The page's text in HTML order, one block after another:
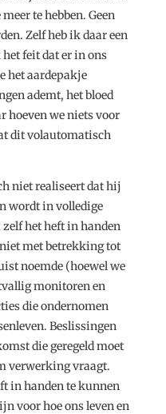
te hebben. Geen
Zelf heb ik daar een
feit dat er in ons
het aardepakje
ademt, het bloed
hoeven we niets voor
dit volautomatisch
niet realiseert dat hij
wordt in volledige
zelf het heft in handen
met betrekking tot
noemde (hoewel we
monitoren en
die ondernomen
Beslissingen
die geregeld moet
verwerking vraagt.
in handen te kunnen
voor hoe ons leven en